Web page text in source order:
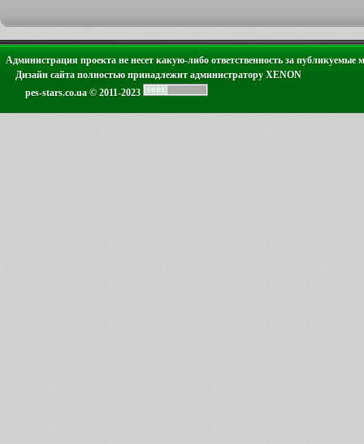
Администрация проекта не несет какую-либо ответственность за публикуемые
Дизайн сайта полностью принадлежит администратору XENON
pes-stars.co.ua © 2011-2023